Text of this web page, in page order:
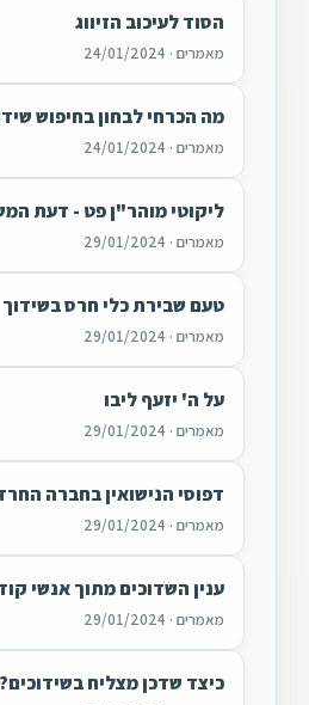
הסוד לעיכוב הזיווג
מאמרים · 24/01/2024
מה הכרחי לבחון בחיפוש
מאמרים · 24/01/2024
ליקוטי מוהר"ן פט - דעת
מאמרים · 29/01/2024
טעם שבירת כלי חרס בשידוך
מאמרים · 29/01/2024
על ה' יזעף ליבו
מאמרים · 29/01/2024
דפוסי הנישואין בחברה
מאמרים · 29/01/2024
ענין השדוכים מתוך אנשי
מאמרים · 29/01/2024
כיצד שדכן מצליח בשידוכים?